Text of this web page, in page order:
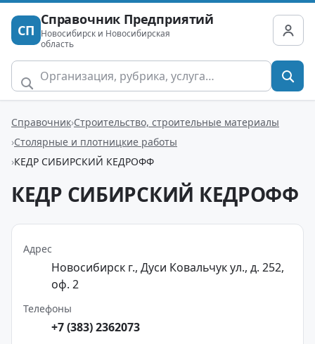
СП
Справочник Предприятий
Новосибирск и Новосибирская
область
Справочник Строительство, строительные материалы
Столярные и плотницкие работы
КЕДР СИБИРСКИЙ КЕДРОФФ
КЕДР СИБИРСКИЙ КЕДРОФФ
Адрес
Новосибирск г., Дуси Ковальчук ул., д. 252,
оф. 2
Телефоны
+7 (383) 2362073